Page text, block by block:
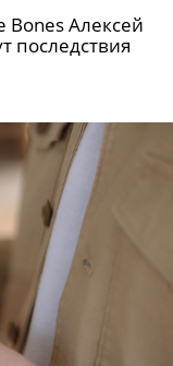
Bones Алексей
последствия